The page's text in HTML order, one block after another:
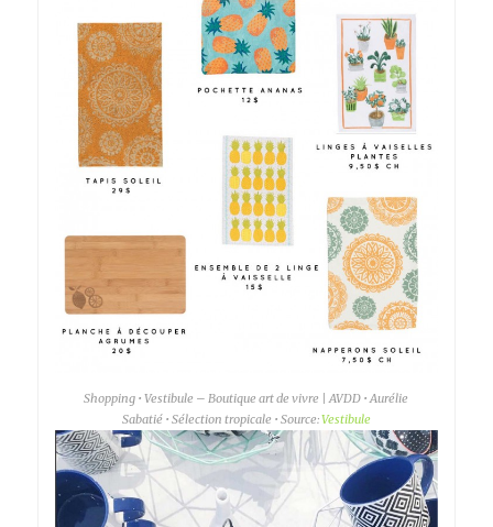
Shopping • Vestibule – Boutique art de vivre | AVDD • Aurélie
Sabatié • Sélection tropicale • Source:Vestibule